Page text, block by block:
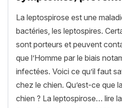
La leptospirose est une
bactéries, les leptospires.
sont porteurs et peuvent
que l’Homme par le biais
infectées. Voici ce qu’il faut
chez le chien. Qu’est-ce que
chien ? La leptospirose… lire